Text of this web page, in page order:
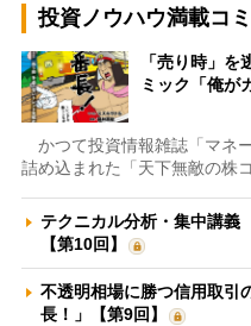
投資ノウハウ満載コ
「売り時」
ミック「俺が
かつて投資情報雑誌「マネ
詰め込まれた「天下無敵の株
テクニカル分析・集中講義
【第10回】
不透明相場に勝つ信用取
長！」【第9回】